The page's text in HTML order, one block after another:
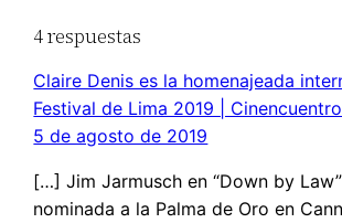
4 respuestas
Claire Denis es la homenajeada
Festival de Lima 2019 |
5 de agosto de 2019
[…] Jim Jarmusch en “Down by
nominada a la Palma de Oro en